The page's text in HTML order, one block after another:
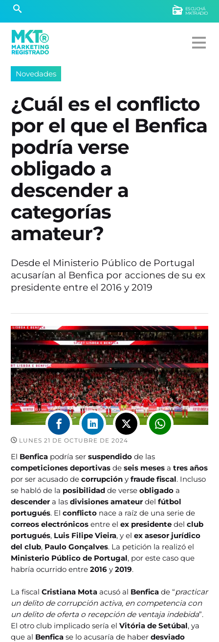
ESCUCHÁ
MKTRADIO
Novedades
¿Cuál es el conflicto
por el que el Benfica
podría verse
obligado a
descender a
categorías
amateur?
Desde el Ministerio Público de Portugal
acusarían al Benfica por acciones de su ex
presidente entre el 2016 y 2019
LUNES 21 DE OCTUBRE DE 2024
El Benfica podría sersuspendidode las
competiciones deportivasdeseis mesesatres años
por ser acusado decorrupciónyfraude fiscal. Incluso
se habló de la posibilidadde verseobligadoa
descendera lasdivisiones amateurdelfútbol
portugués. Elconflicto nace a raíz de una serie de
correos electrónicosentre elex presidentedelclub
portugués, Luis Filipe Vieira, y elex asesor jurídico
del club, Paulo Gonçalves. La petición la realizó el
Ministerio Público de Portugal, por este caso que
habría ocurrido entre2016y2019.
La fiscalCristiana Motaacusó al Benficade “practicar
un delito de corrupción activa, en competencia con
un delito de oferta o recepción de ventaja indebida”.
El otro club implicado sería elVitória de Setúbal, ya
que al Benficase lo acusaría de haberdesviado